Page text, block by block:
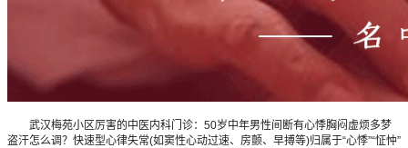
武汉梅苑小区厉害的中医内科门诊：50岁中年男性间断有心悸胸闷虚烦多梦
盗汗怎么调？快速型心律失常(如窦性心动过速、房颤、早搏等)归属于“心悸”“怔忡”